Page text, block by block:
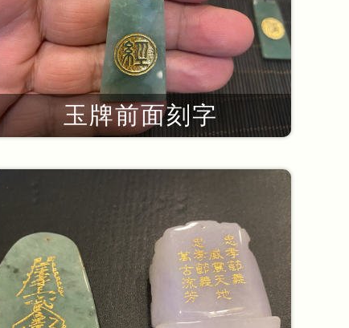
玉牌前面刻字